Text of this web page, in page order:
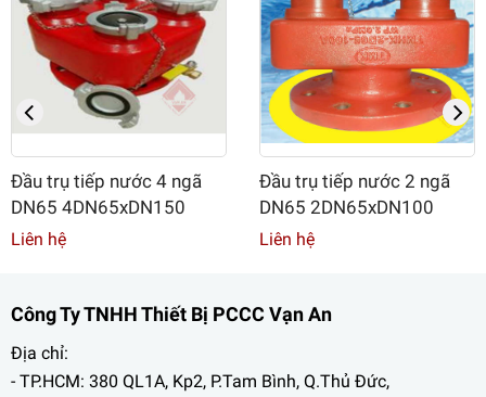
Đầu trụ tiếp nước 4 ngã
DN65 4DN65xDN150
Liên hệ
Đầu trụ tiếp nước 2 ngã
DN65 2DN65xDN100
Liên hệ
Công Ty TNHH Thiết Bị PCCC Vạn An
Địa chỉ:
- TP.HCM: 380 QL1A, Kp2, P.Tam Bình, Q.Thủ Đức,